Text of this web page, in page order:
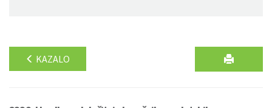
KAZALO